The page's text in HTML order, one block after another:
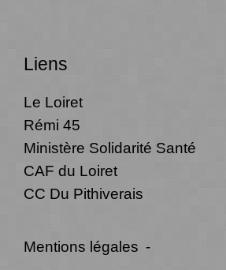
Liens
Le Loiret
Rémi 45
Ministère Solidarité Santé
CAF du Loiret
CC Du Pithiverais
Mentions légales -